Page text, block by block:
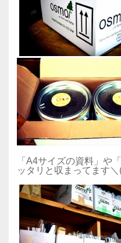
「A4サイズの資料」や
ッタリと収まってます＼